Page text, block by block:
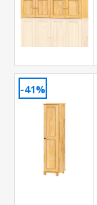
-41%